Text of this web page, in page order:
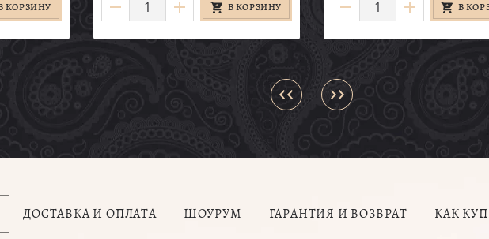
КОРЗИНУ В КОРЗИНУ В
ДОСТАВКА И ОПЛАТА ШОУРУМ ГАРАНТИЯ И ВОЗВРАТ КАК